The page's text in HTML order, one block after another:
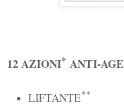
12 AZIONI* ANTI-AGE
LIFTANTE**